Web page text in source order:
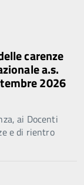
carenze
a.s.
2026
ai Docenti
e di rientro